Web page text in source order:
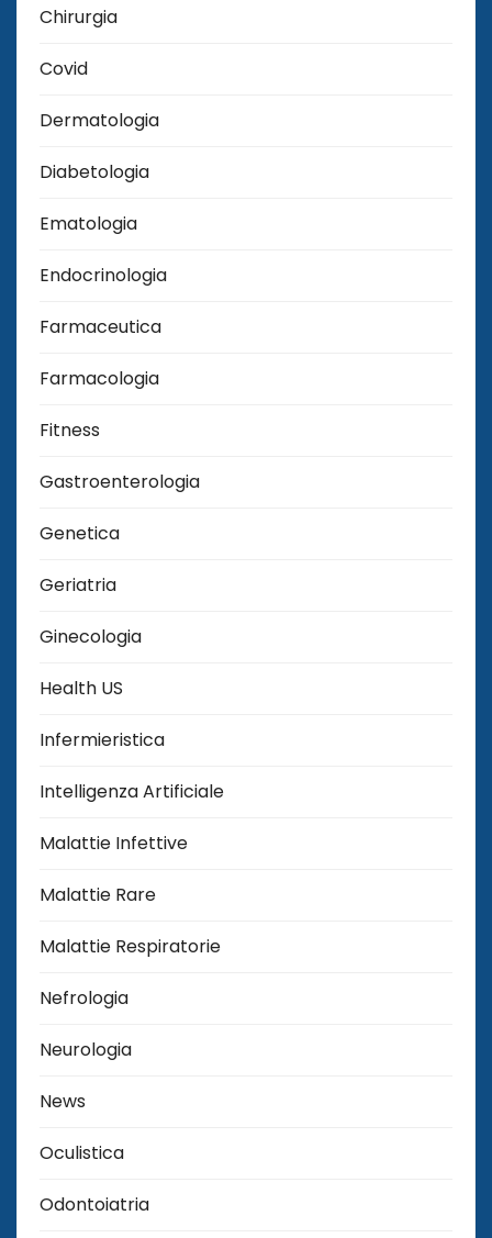
Chirurgia
Covid
Dermatologia
Diabetologia
Ematologia
Endocrinologia
Farmaceutica
Farmacologia
Fitness
Gastroenterologia
Genetica
Geriatria
Ginecologia
Health US
Infermieristica
Intelligenza Artificiale
Malattie Infettive
Malattie Rare
Malattie Respiratorie
Nefrologia
Neurologia
News
Oculistica
Odontoiatria